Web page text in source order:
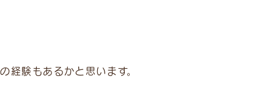
経験もあるかと思います。